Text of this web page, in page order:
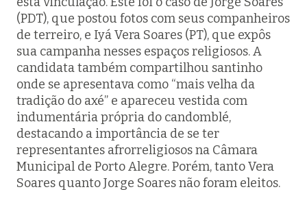
(PDT), que postou fotos com seus companheiros
de terreiro, e Iyá Vera Soares (PT), que expôs
sua campanha nesses espaços religiosos. A
candidata também compartilhou santinho
onde se apresentava como “mais velha da
tradição do axé” e apareceu vestida com
indumentária própria do candomblé,
destacando a importância de se ter
representantes afrorreligiosos na Câmara
Municipal de Porto Alegre. Porém, tanto Vera
Soares quanto Jorge Soares não foram eleitos.